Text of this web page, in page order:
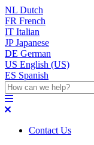
NL Dutch
FR French
IT Italian
JP Japanese
DE German
US English (US)
ES Spanish
Contact Us